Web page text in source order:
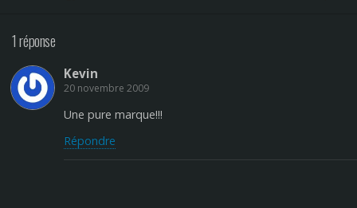
1 réponse
Kevin
20 novembre 2009
Une pure marque!!!
Répondre